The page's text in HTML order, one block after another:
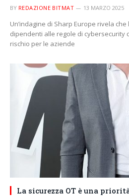
BY REDAZIONE BITMAT 13 MARZO 2025
Un’indagine di Sharp Europe rivela
dipendenti alle regole di cybersecurity
rischio per le aziende
La sicurezza OT è una